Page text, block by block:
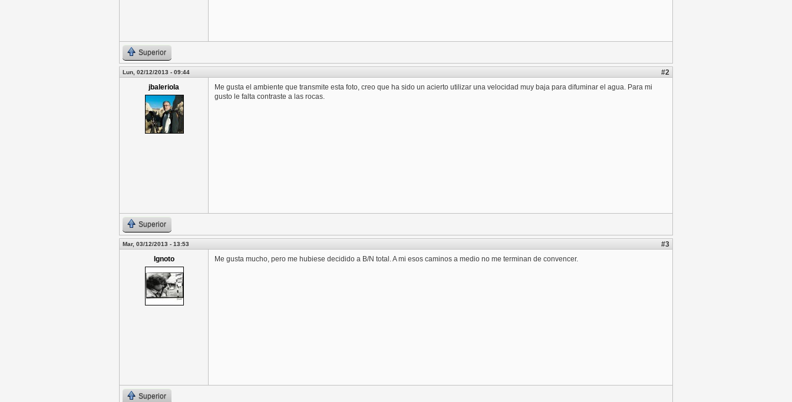
Superior
Lun, 02/12/2013 - 09:44
#2
jbaleriola
Me gusta el ambiente que transmite esta foto, creo que ha sido un acierto utilizar una velocidad muy baja para difuminar el agua. Para mi
gusto le falta contraste a las rocas.
Superior
Mar, 03/12/2013 - 13:53
#3
Ignoto
Me gusta mucho, pero me hubiese decidido a B/N total. A mi esos caminos a medio no me terminan de convencer.
Superior